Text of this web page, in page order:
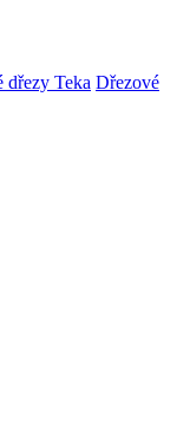
dřezy Teka Dřezové